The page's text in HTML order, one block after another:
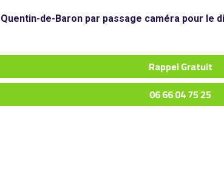
de-Baron par passage caméra pour
Rappel Gratuit
06 66 04 75 25